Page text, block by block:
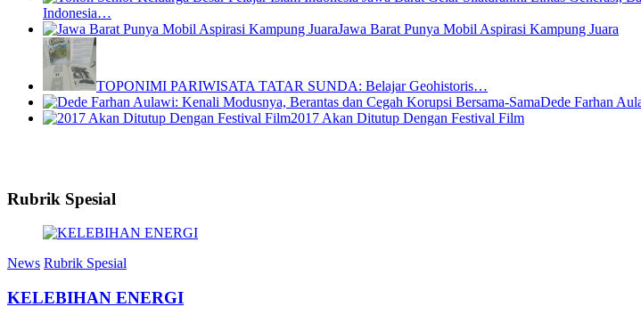
Indonesia…
Jawa Barat Punya Mobil Aspirasi Kampung Juara
TOPONIMI PARIWISATA TATAR SUNDA: Belajar Geohistoris…
Dede Farhan
2017 Akan Ditutup Dengan Festival Film
Rubrik Spesial
News Rubrik Spesial
KELEBIHAN ENERGI